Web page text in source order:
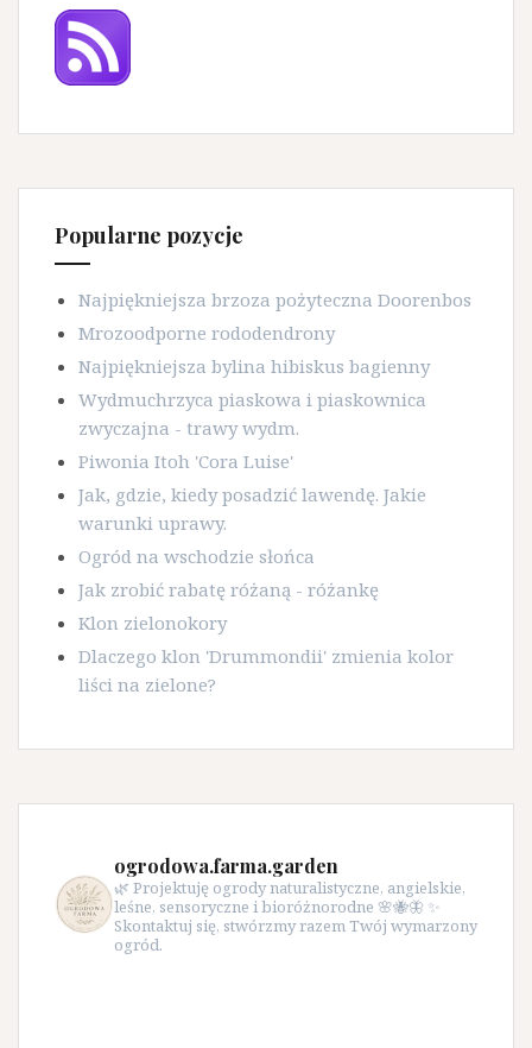
Popularne pozycje
Najpiękniejsza brzoza pożyteczna Doorenbos
Mrozoodporne rododendrony
Najpiękniejsza bylina hibiskus bagienny
Wydmuchrzyca piaskowa i piaskownica
zwyczajna - trawy wydm.
Piwonia Itoh 'Cora Luise'
Jak, gdzie, kiedy posadzić lawendę. Jakie
warunki uprawy.
Ogród na wschodzie słońca
Jak zrobić rabatę różaną - różankę
Klon zielonokory
Dlaczego klon 'Drummondii' zmienia kolor
liści na zielone?
ogrodowa.farma.garden
🌿 Projektuję ogrody naturalistyczne, angielskie,
leśne, sensoryczne i bioróżnorodne 🌸🐝🦋 ✨
Skontaktuj się, stwórzmy razem Twój wymarzony
ogród.